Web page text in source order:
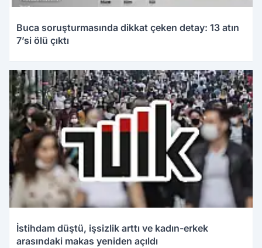
Buca soruşturmasında dikkat çeken detay: 13 atın
7’si ölü çıktı
İstihdam düştü, işsizlik arttı ve kadın-erkek
arasındaki makas yeniden açıldı